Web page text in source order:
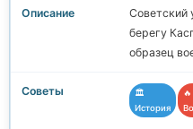
Советский
берегу
образец
🏛️
История
🔥